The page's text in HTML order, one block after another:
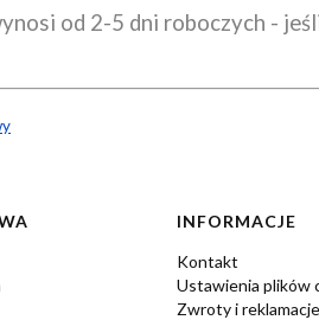
od 2-5 dni roboczych -
INFORMACJE
Kontakt
Ustawienia plików
Zwroty i reklamacje